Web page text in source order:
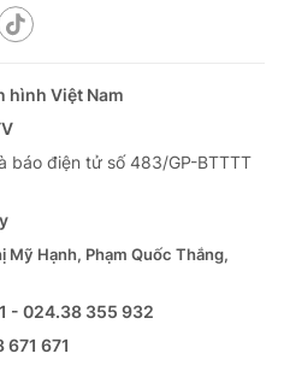
hình Việt Nam
báo điện tử số 483/GP-BTTTT
Mỹ Hạnh, Phạm Quốc Thắng,
- 024.38 355 932
671 671